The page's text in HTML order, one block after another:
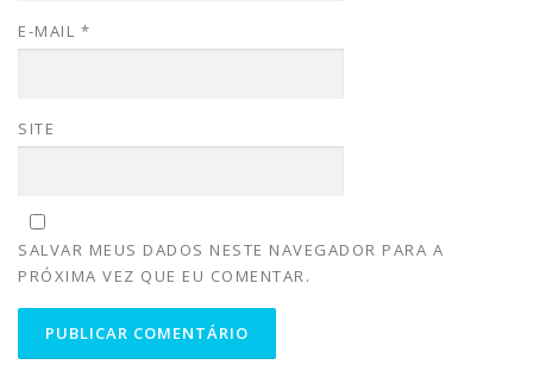
E-MAIL *
SITE
SALVAR MEUS DADOS NESTE NAVEGADOR PARA A
PRÓXIMA VEZ QUE EU COMENTAR.